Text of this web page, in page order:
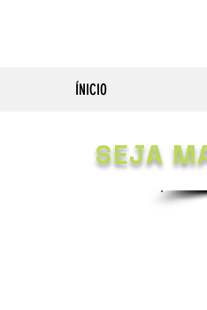
ÍNICIO
SEJA